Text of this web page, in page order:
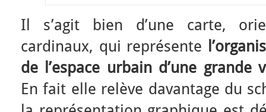
Il s’agit bien d’une carte,
cardinaux, qui représente
de l’espace urbain d’une grande
En fait elle relève davantage du